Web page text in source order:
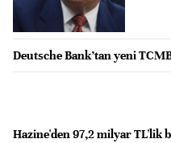
Deutsche Bank’tan yeni
Hazine'den 97,2 milyar TL'lik